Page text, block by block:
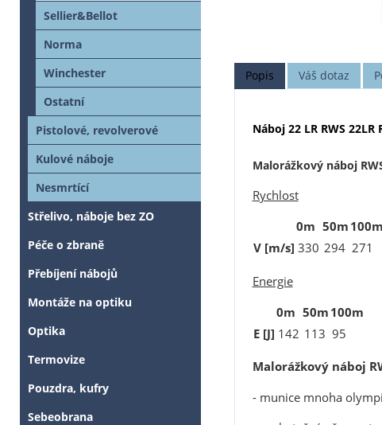
Popis Váš dotaz
Náboj 22 LR RWS 22LR
Malorážkový náboj
Rychlost
0m 50m100m
V [m/s] 330 294 271
Energie
0m 50m100m
E [J] 142 113 95
Malorážkový náboj
- munice mnoha
Sellier&Bellot
Norma
Winchester
Ostatní
Pistolové, revolverové
Kulové náboje
Nesmrtící
Střelivo, náboje bez ZO
Péče o zbraně
Přebíjení nábojů
Montáže na optiku
Optika
Termovize
Pouzdra, kufry
Sebeobrana